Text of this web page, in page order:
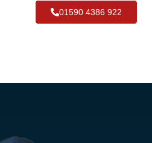
01590 4386 922